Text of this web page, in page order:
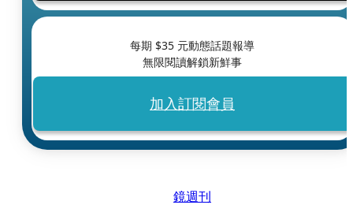
每期 $35 元動態話題報導
無限閱讀解鎖新鮮事
加入訂閱會員
鏡週刊